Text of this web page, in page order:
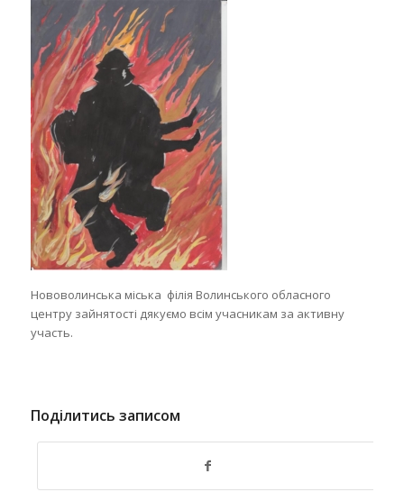
Нововолинська міська філія Волинського обласного
центру зайнятості дякуємо всім учасникам за активну
участь.
Поділитись записом